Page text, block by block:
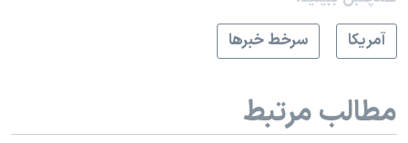
آمريکا
سرخط خبرها
مطالب مرتبط